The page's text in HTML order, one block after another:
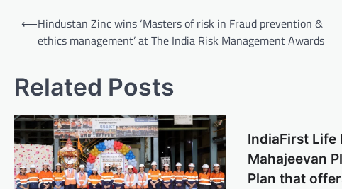
Post
navigation
⟵Hindustan Zinc wins ‘Masters of risk in Fraud prevention &
ethics management’ at The India Risk Management Awards
Related Posts
IndiaFirst Life
Mahajeevan
Plan that